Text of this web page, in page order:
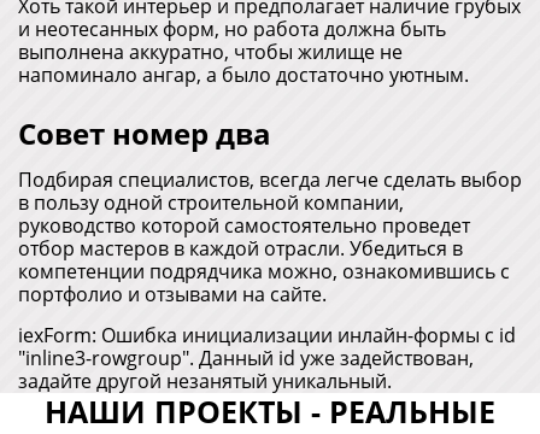
СИСТЕМА "3 ЗВЕЗДЫ"
Видео-отзыв о нашей
работе
Теплые слова наших клиентов дают нам заряд
бодрости и позитива на годы вперед.
87% клиентов остаются довольны ремонтом и